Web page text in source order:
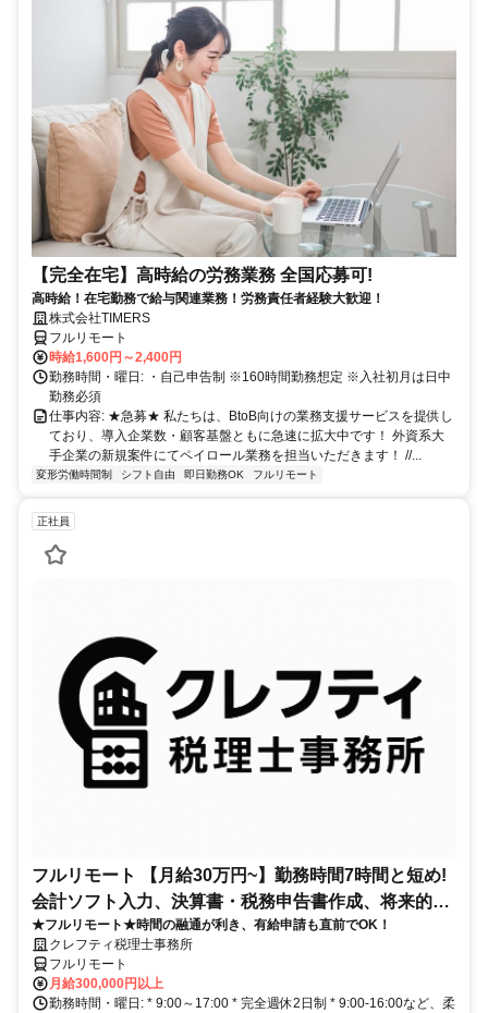
【完全在宅】高時給の労務業務 全国応募可!
高時給！在宅勤務で給与関連業務！労務責任者経験大歓迎！
株式会社TIMERS
フルリモート
時給1,600円～2,400円
勤務時間・曜日: ・自己申告制 ※160時間勤務想定 ※入社初月は日中
勤務必須
仕事内容: ★急募★ 私たちは、BtoB向けの業務支援サービスを提供し
ており、導入企業数・顧客基盤ともに急速に拡大中です！ 外資系大
手企業の新規案件にてペイロール業務を担当いただきます！ //...
変形労働時間制 シフト自由 即日勤務OK フルリモート
正社員
フルリモート 【月給30万円~】勤務時間7時間と短め!
会計ソフト入力、決算書・税務申告書作成、将来的に
決算説明も
★フルリモート★時間の融通が利き、有給申請も直前でOK！
クレフティ税理士事務所
フルリモート
月給300,000円以上
勤務時間・曜日: * 9:00～17:00 * 完全週休2日制 * 9:00-16:00など、柔